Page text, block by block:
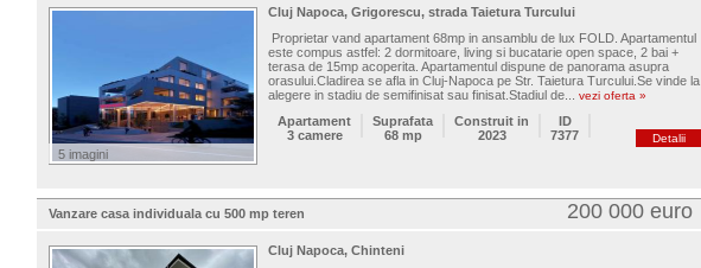
5 imagini
Cluj Napoca, Grigorescu, strada Taietura Turcului
Proprietar vand apartament 68mp in ansamblu de lux FOLD. Apartamentul
este compus astfel: 2 dormitoare, living si bucatarie open space, 2 bai +
terasa de 15mp acoperita. Apartamentul dispune de panorama asupra
orasului.Cladirea se afla in Cluj-Napoca pe Str. Taietura Turcului.Se vinde la
alegere in stadiu de semifinisat sau finisat.Stadiul de... vezi oferta »
Apartament
3 camere
Suprafata
68 mp
Construit in
2023
ID
7377
Detalii
Vanzare casa individuala cu 500 mp teren 200 000 euro
Cluj Napoca, Chinteni